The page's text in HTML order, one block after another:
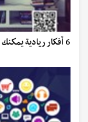
6 أفكار ريادية يمكنك القيام بها في منزلك